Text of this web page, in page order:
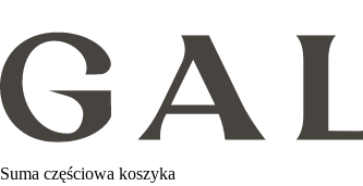
Suma częściowa koszyka